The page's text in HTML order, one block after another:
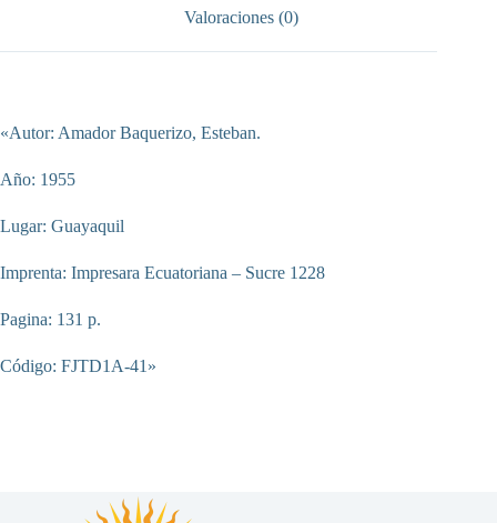
Valoraciones (0)
«Autor: Amador Baquerizo, Esteban.
Año: 1955
Lugar: Guayaquil
Imprenta: Impresara Ecuatoriana – Sucre 1228
Pagina: 131 p.
Código: FJTD1A-41»